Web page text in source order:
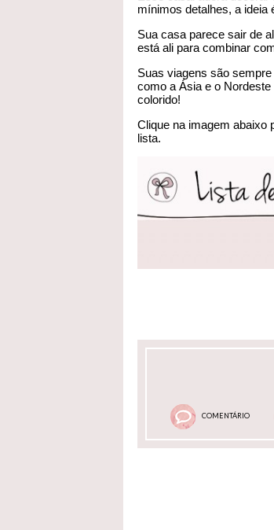
mínimos detalhes, a ideia
Sua casa parece sair de
está ali para combinar
Suas viagens são
como a Ásia e o
colorido!
Clique na imagem abaixo
lista.
COMENTÁRIO